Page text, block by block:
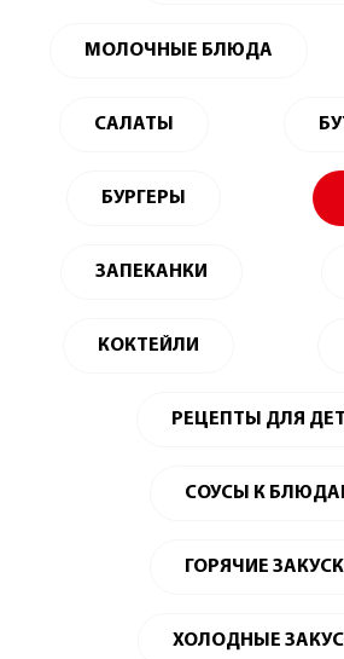
МОЛОЧНЫЕ БЛЮДА
САЛАТЫ
БУРГЕРЫ
ЗАПЕКАНКИ
КОКТЕЙЛИ
РЕЦЕПТЫ ДЛЯ
СОУСЫ К
ГОРЯЧИЕ
ХОЛОДНЫЕ